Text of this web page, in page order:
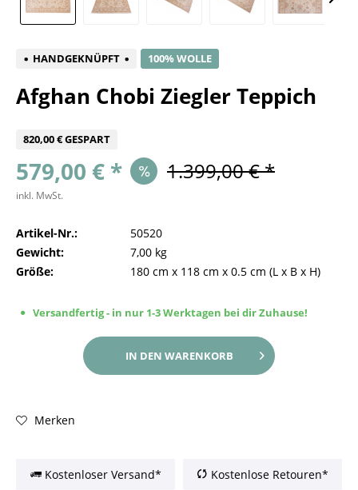
HANDGEKNÜPFT 100% WOLLE
Afghan Chobi Ziegler Teppich
820,00 € GESPART
579,00 € * 1.399,00 € *
inkl. MwSt.
Artikel-Nr.:
50520
Gewicht:
7,00 kg
Größe:
180 cm x 118 cm x 0.5 cm (L x B x H)
Versandfertig - in nur 1-3 Werktagen bei dir Zuhause!
IN DEN WARENKORB
Merken
Kostenloser Versand* Kostenlose Retouren*